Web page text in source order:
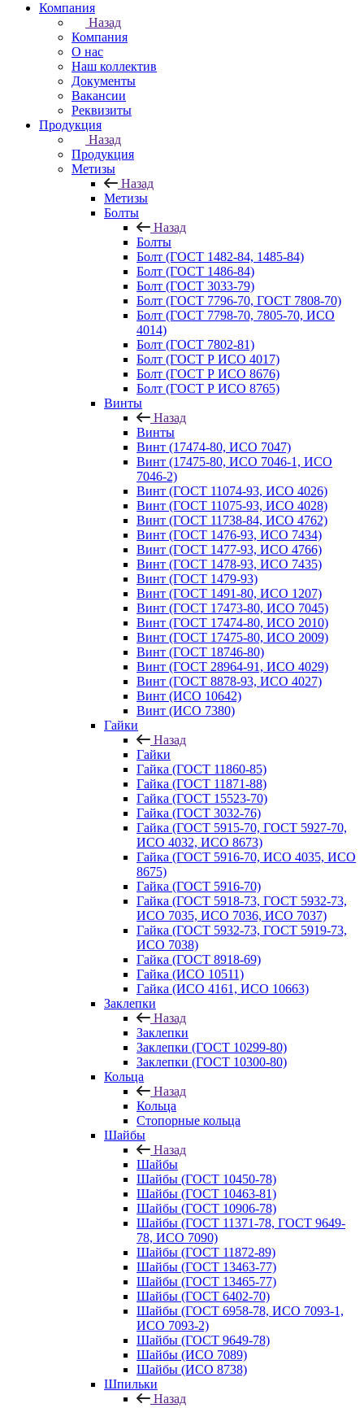
Компания
Назад
Компания
О нас
Наш коллектив
Документы
Вакансии
Реквизиты
Продукция
Назад
Продукция
Метизы
Назад
Метизы
Болты
Назад
Болты
Болт (ГОСТ 1482-84, 1485-84)
Болт (ГОСТ 1486-84)
Болт (ГОСТ 3033-79)
Болт (ГОСТ 7796-70, ГОСТ 7808-70)
Болт (ГОСТ 7798-70, 7805-70, ИСО
4014)
Болт (ГОСТ 7802-81)
Болт (ГОСТ Р ИСО 4017)
Болт (ГОСТ Р ИСО 8676)
Болт (ГОСТ Р ИСО 8765)
Винты
Назад
Винты
Винт (17474-80, ИСО 7047)
Винт (17475-80, ИСО 7046-1, ИСО
7046-2)
Винт (ГОСТ 11074-93, ИСО 4026)
Винт (ГОСТ 11075-93, ИСО 4028)
Винт (ГОСТ 11738-84, ИСО 4762)
Винт (ГОСТ 1476-93, ИСО 7434)
Винт (ГОСТ 1477-93, ИСО 4766)
Винт (ГОСТ 1478-93, ИСО 7435)
Винт (ГОСТ 1479-93)
Винт (ГОСТ 1491-80, ИСО 1207)
Винт (ГОСТ 17473-80, ИСО 7045)
Винт (ГОСТ 17474-80, ИСО 2010)
Винт (ГОСТ 17475-80, ИСО 2009)
Винт (ГОСТ 18746-80)
Винт (ГОСТ 28964-91, ИСО 4029)
Винт (ГОСТ 8878-93, ИСО 4027)
Винт (ИСО 10642)
Винт (ИСО 7380)
Гайки
Назад
Гайки
Гайка (ГОСТ 11860-85)
Гайка (ГОСТ 11871-88)
Гайка (ГОСТ 15523-70)
Гайка (ГОСТ 3032-76)
Гайка (ГОСТ 5915-70, ГОСТ 5927-70,
ИСО 4032, ИСО 8673)
Гайка (ГОСТ 5916-70, ИСО 4035, ИСО
8675)
Гайка (ГОСТ 5916-70)
Гайка (ГОСТ 5918-73, ГОСТ 5932-73,
ИСО 7035, ИСО 7036, ИСО 7037)
Гайка (ГОСТ 5932-73, ГОСТ 5919-73,
ИСО 7038)
Гайка (ГОСТ 8918-69)
Гайка (ИСО 10511)
Гайка (ИСО 4161, ИСО 10663)
Заклепки
Назад
Заклепки
Заклепки (ГОСТ 10299-80)
Заклепки (ГОСТ 10300-80)
Кольца
Назад
Кольца
Стопорные кольца
Шайбы
Назад
Шайбы
Шайбы (ГОСТ 10450-78)
Шайбы (ГОСТ 10463-81)
Шайбы (ГОСТ 10906-78)
Шайбы (ГОСТ 11371-78, ГОСТ 9649-
78, ИСО 7090)
Шайбы (ГОСТ 11872-89)
Шайбы (ГОСТ 13463-77)
Шайбы (ГОСТ 13465-77)
Шайбы (ГОСТ 6402-70)
Шайбы (ГОСТ 6958-78, ИСО 7093-1,
ИСО 7093-2)
Шайбы (ГОСТ 9649-78)
Шайбы (ИСО 7089)
Шайбы (ИСО 8738)
Шпильки
Назад